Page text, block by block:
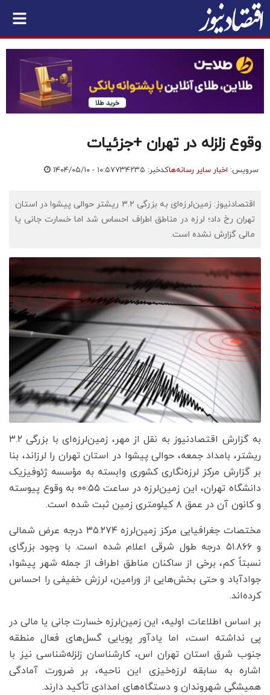
وقوع زلزله در تهران +جزئیات
سرویس: اخبار سایر رسانه‌هاکدخبر: ۷۳۴۲۳۵ ۱۴۰۴/۰۵/۱۰ - ۱۰:۵۷
اقتصادنیوز: زمین‌لرزه‌ای به بزرگی ۳.۲ ریشتر حوالی پیشوا در استان
تهران رخ داد؛ لرزه در مناطق اطراف احساس شد اما خسارت جانی یا
مالی گزارش نشده است.
به گزارش اقتصادنیوز به نقل از مهر، زمین‌لرزه‌ای با بزرگی ۳.۲
ریشتر، بامداد جمعه، حوالی پیشوا در استان تهران را لرزاند، بنا
بر گزارش مرکز لرزه‌نگاری کشوری وابسته به مؤسسه ژئوفیزیک
دانشگاه تهران، این زمین‌لرزه در ساعت ۰۰:۵۵ به وقوع پیوسته
و کانون آن در عمق ۸ کیلومتری زمین ثبت شده است.
مختصات جغرافیایی مرکز زمین‌لرزه ۳۵.۲۷۴ درجه عرض شمالی
و ۵۱.۸۶۶ درجه طول شرقی اعلام شده است. با وجود بزرگای
نسبتاً کم، برخی از ساکنان مناطق اطراف از جمله شهر پیشوا،
جوادآباد و حتی بخش‌هایی از ورامین، لرزش خفیفی را احساس
کرده‌اند.
بر اساس اطلاعات اولیه، این زمین‌لرزه خسارت جانی یا مالی در
پی نداشته است، اما یادآور پویایی گسل‌های فعال منطقه
جنوب شرق استان تهران اس، کارشناسان زلزله‌شناسی نیز با
اشاره به سابقه لرزه‌خیزی این ناحیه، بر ضرورت آمادگی
همیشگی شهروندان و دستگاه‌های امدادی تأکید دارند.